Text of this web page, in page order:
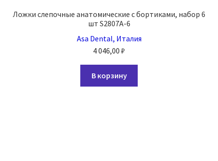
Ложки слепочные анатомические с бортиками, набор 6
шт S2807A-6
Asa Dental, Италия
4 046,00 ₽
В корзину